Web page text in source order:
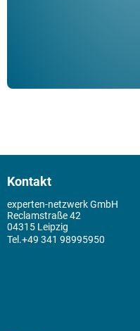
Kontakt
experten-netzwerk GmbH
Reclamstraße 42
04315 Leipzig
+49 341 98995950